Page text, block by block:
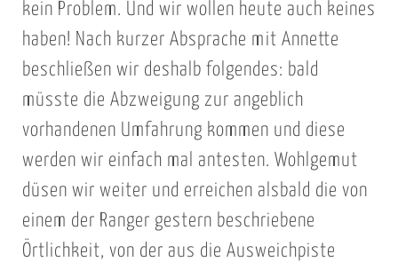
kein Problem. Und wir wollen heute auch keines
haben! Nach kurzer Absprache mit Annette
beschließen wir deshalb folgendes: bald
müsste die Abzweigung zur angeblich
vorhandenen Umfahrung kommen und diese
werden wir einfach mal antesten. Wohlgemut
düsen wir weiter und erreichen alsbald die von
einem der Ranger gestern beschriebene
Örtlichkeit, von der aus die Ausweichpiste